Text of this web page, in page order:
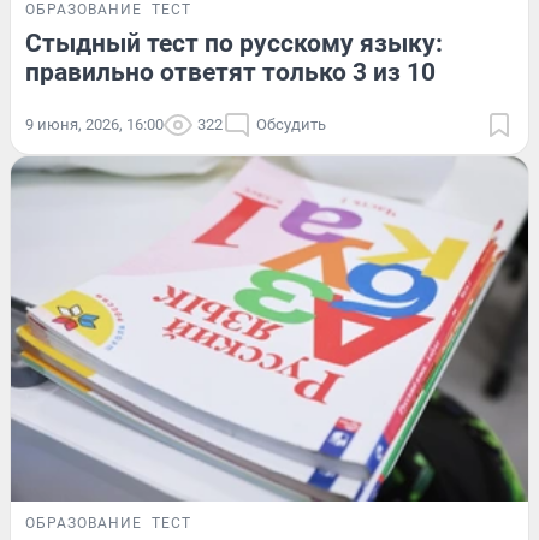
ОБРАЗОВАНИЕ ТЕСТ
Стыдный тест по русскому языку:
правильно ответят только 3 из 10
9 июня, 2026, 16:00 322 Обсудить
ОБРАЗОВАНИЕ ТЕСТ